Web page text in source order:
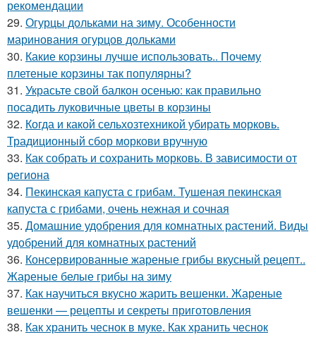
рекомендации
29. Огурцы дольками на зиму. Особенности
маринования огурцов дольками
30. Какие корзины лучше использовать.. Почему
плетеные корзины так популярны?
31. Украсьте свой балкон осенью: как правильно
посадить луковичные цветы в корзины
32. Когда и какой сельхозтехникой убирать морковь.
Традиционный сбор моркови вручную
33. Как собрать и сохранить морковь. В зависимости от
региона
34. Пекинская капуста с грибам. Тушеная пекинская
капуста с грибами, очень нежная и сочная
35. Домашние удобрения для комнатных растений. Виды
удобрений для комнатных растений
36. Консервированные жареные грибы вкусный рецепт..
Жареные белые грибы на зиму
37. Как научиться вкусно жарить вешенки. Жареные
вешенки — рецепты и секреты приготовления
38. Как хранить чеснок в муке. Как хранить чеснок